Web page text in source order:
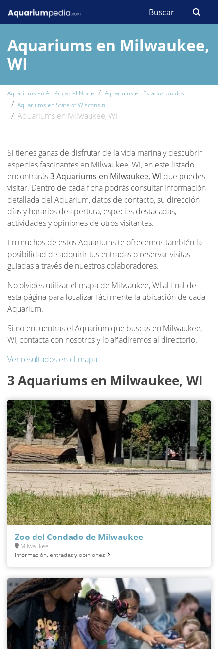
Aquariums en Milwaukee,
WI
Aquariums en América del Norte
Aquariums en Estados Unidos
Aquariums en State of Wisconsin
Aquariums en Milwaukee, WI
Si tienes ganas de disfrutar de la vida marina y descubrir
especies fascinantes en Milwaukee, WI, en este listado
encontrarás3 Aquariums en Milwaukee, WI que puedes
visitar. Dentro de cada ficha podrás consultar información
detallada del Aquarium, datos de contacto, su dirección,
días y horarios de apertura, especies destacadas,
actividades y opiniones de otros visitantes.
En muchos de estos Aquariums te ofrecemos también la
posibilidad de adquirir tus entradas o reservar visitas
guiadas a través de nuestros colaboradores.
No olvides utilizar el mapa de Milwaukee, WI al final de
esta página para localizar fácilmente la ubicación de cada
Aquarium.
Si no encuentras el Aquarium que buscas en Milwaukee,
WI, contacta con nosotros y lo añadiremos al directorio.
Ver resultados en el mapa
3 Aquariums en Milwaukee, WI
Zoo del Condado de Milwaukee
Milwaukee
Información, entradas y opiniones